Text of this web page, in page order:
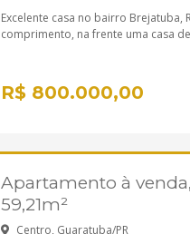
Excelente casa no bairro Brejatuba,
comprimento, na frente uma casa
R$ 800.000,00
Apartamento à
59,21m²
Centro, Guaratuba/PR